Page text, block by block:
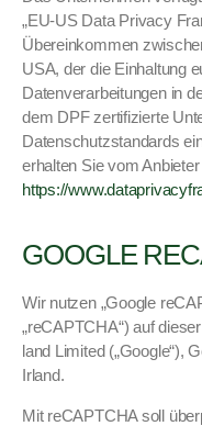
„EU-US Data Pri­va­cy
Übereinkom­men
USA, der die Ein­hal­tung
Daten­ver­ar­beitun­gen in
dem DPF zer­ti­fizierte
Daten­schutz­s­tan­dards
erhal­ten Sie vom
https://
GOOGLE
Wir nutzen „Google
„reCAPTCHA“) auf
land Lim­it­ed („Google“),
Irland.
Mit reCAPTCHA soll